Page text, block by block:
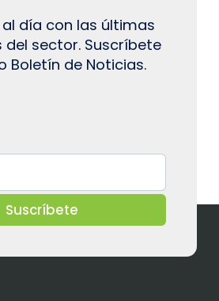
día con las últimas
del sector. Suscríbete
Boletín de Noticias.
Suscríbete